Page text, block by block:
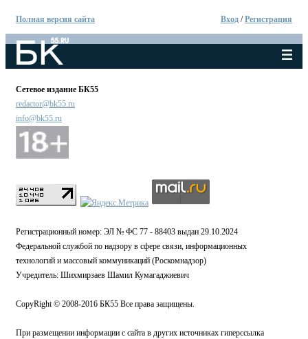
Полная версия сайта Вход /Регистрация
Сетевое издание БК55
redactor@bk55.ru
info@bk55.ru
Регистрационный номер: ЭЛ № ФС 77 - 88403 выдан 29.10.2024
Федеральной службой по надзору в сфере связи, информационных
технологий и массовый коммуникаций (Роскомнадзор)
Учредитель: Шихмирзаев Шамил Кумагаджиевич
CopyRight © 2008-2016 БК55 Все права защищены.
При размещении информации с сайта в других источниках гиперссылка